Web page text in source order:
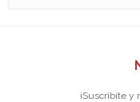
¡Suscribite y